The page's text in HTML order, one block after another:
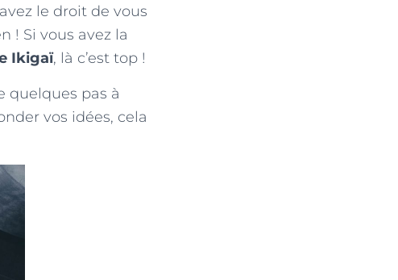
le droit de vous
! Si vous avez la
Ikigaï, là c’est top !
quelques pas à
vos idées, cela